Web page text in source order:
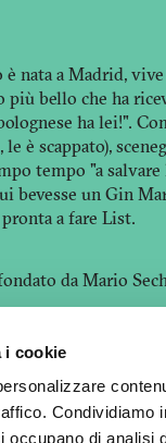
i cookie
occupano di analisi
nata a Madrid,
bello che ha
ha lei!".
le è scappato),
tempo "a
bevesse un Gin
pronta a fare List.
da Mario
List - All rights